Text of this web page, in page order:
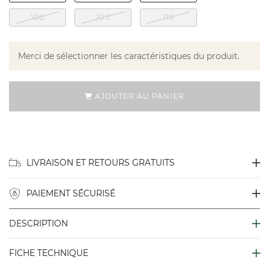
100 105 110
Merci de sélectionner les caractéristiques du produit.
AJOUTER AU PANIER
LIVRAISON ET RETOURS GRATUITS
PAIEMENT SÉCURISÉ
DESCRIPTION
FICHE TECHNIQUE